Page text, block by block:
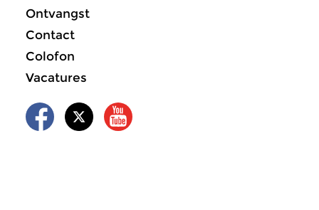
Ontvangst
Contact
Colofon
Vacatures